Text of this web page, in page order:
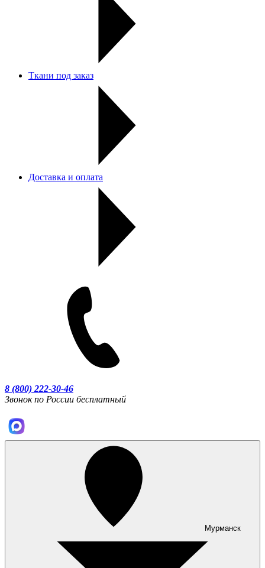
Ткани под заказ
Доставка и оплата
8 (800) 222-30-46
Звонок по России бесплатный
Мурманск